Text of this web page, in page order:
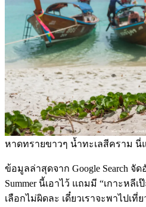
หาดทรายขาวๆ น้ำทะเลสีคราม นี่
ข้อมูลล่าสุดจาก Google Search จั
Summer นี้เอาไว้ แถมมี “เกาะหลี
เลือกไม่ผิดละ เดี๋ยวเราจะพาไปเที่